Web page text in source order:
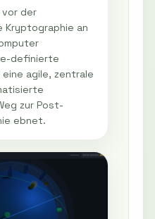
vor der
Kryptographie an
definierte
agile, zentrale
zur Post-
ebnet.